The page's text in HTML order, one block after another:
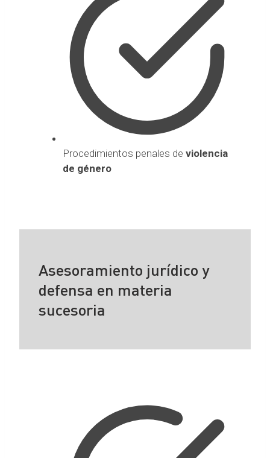
Procedimientos penales de violencia
de género
Asesoramiento jurídico y
defensa en materia
sucesoria